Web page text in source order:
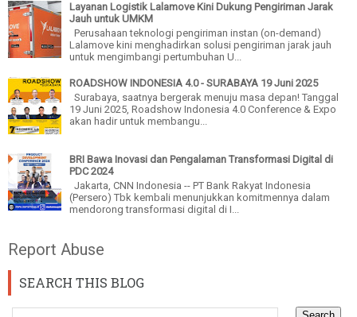
Layanan Logistik Lalamove Kini Dukung Pengiriman Jarak
Jauh untuk UMKM
Perusahaan teknologi pengiriman instan (on-demand)
Lalamove kini menghadirkan solusi pengiriman jarak jauh
untuk mengimbangi pertumbuhan U...
ROADSHOW INDONESIA 4.0 - SURABAYA 19 Juni 2025
Surabaya, saatnya bergerak menuju masa depan! Tanggal
19 Juni 2025, Roadshow Indonesia 4.0 Conference & Expo
akan hadir untuk membangu...
BRI Bawa Inovasi dan Pengalaman Transformasi Digital di
PDC 2024
Jakarta, CNN Indonesia -- PT Bank Rakyat Indonesia
(Persero) Tbk kembali menunjukkan komitmennya dalam
mendorong transformasi digital di I...
Report Abuse
SEARCH THIS BLOG